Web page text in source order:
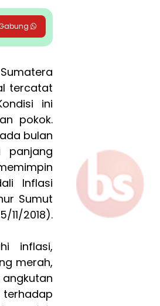
tercatat
ini
pokok.
bulan
panjang
Inflasi
Sumut
11/2018).
inflasi,
merah,